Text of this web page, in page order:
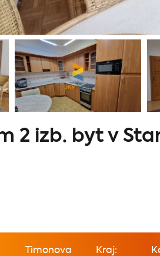
2 izb. byt v
Timonova Kraj: